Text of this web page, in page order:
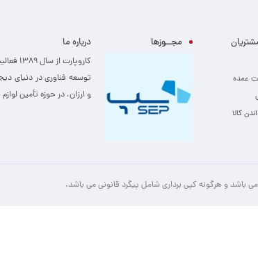
عمده
کالا
مجــوزها درباره ما
و ارزان، ­در حوزه تأمین
باشد و هرگونه کپی برداری شامل پیگرد قانونی می باشد.